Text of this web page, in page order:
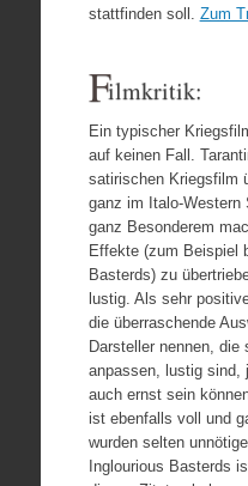
stattfinden soll. Zum
Filmkritik:
Ein typischer
auf keinen Fall.
satirischen Kriegsfilm
ganz im Italo-Western
ganz Besonderem
Effekte (zum Beispiel
Basterds) zu
lustig. Als sehr
die überraschende
Darsteller nennen, die
anpassen, lustig sind,
auch ernst sein
ist ebenfalls voll und
wurden selten
Inglourious Basterds